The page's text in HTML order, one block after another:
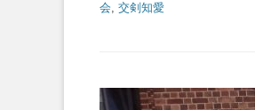
会, 交剣知愛